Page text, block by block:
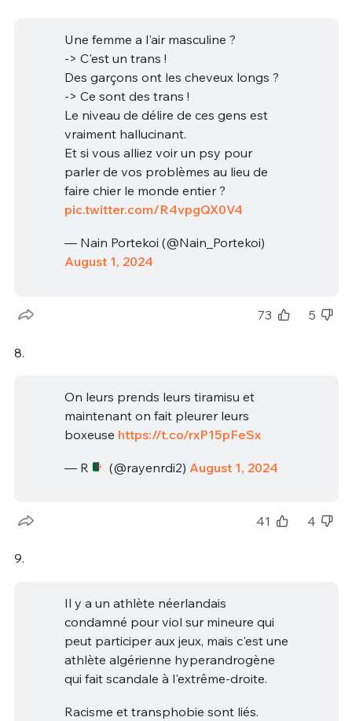
Une femme a l'air masculine ?
-> C'est un trans !
Des garçons ont les cheveux longs ?
-> Ce sont des trans !
Le niveau de délire de ces gens est
vraiment hallucinant.
Et si vous alliez voir un psy pour
parler de vos problèmes au lieu de
faire chier le monde entier ?
pic.twitter.com/R4vpgQX0V4
— Nain Portekoi (@Nain_Portekoi)
August 1, 2024
73 5
8.
On leurs prends leurs tiramisu et
maintenant on fait pleurer leurs
boxeuse https://t.co/rxP15pFeSx
— R (@rayenrdi2) August 1, 2024
41 4
9.
Il y a un athlète néerlandais
condamné pour viol sur mineure qui
peut participer aux jeux, mais c'est une
athlète algérienne hyperandrogène
qui fait scandale à l'extrême-droite.
Racisme et transphobie sont liés.